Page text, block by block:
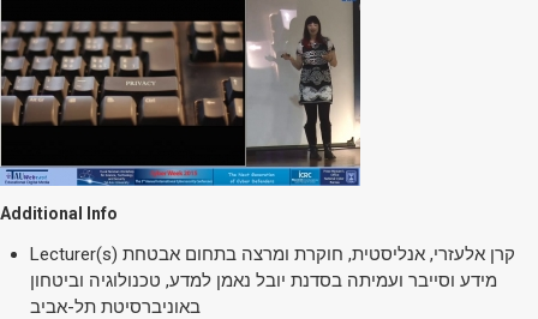
Additional Info
Lecturer(s) קרן אלעזרי, אנליסטית, חוקרת ומרצה בתחום אבטחת
מידע וסייבר ועמיתה בסדנת יובל נאמן למדע, טכנולוגיה וביטחון
באוניברסיטת תל-אביב